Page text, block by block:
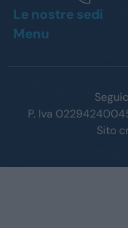
Le nostre sedi
Menu
P. Iva
Sito